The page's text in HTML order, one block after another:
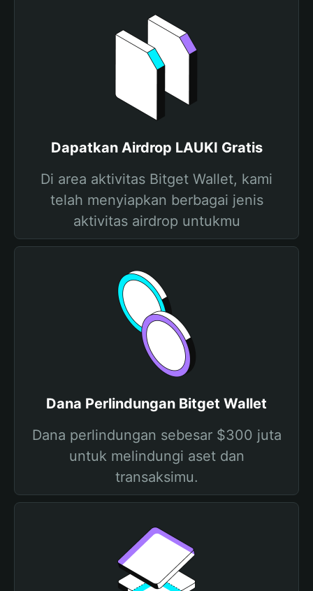
Dapatkan Airdrop LAUKI Gratis
Di area aktivitas Bitget Wallet, kami
telah menyiapkan berbagai jenis
aktivitas airdrop untukmu
Dana Perlindungan Bitget Wallet
Dana perlindungan sebesar $300 juta
untuk melindungi aset dan
transaksimu.